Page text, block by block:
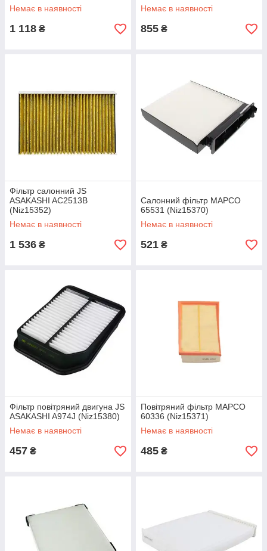
Немає в наявності
1 118 ₴
Немає в наявності
855 ₴
Фільтр салонний JS
ASAKASHI AC2513B
(Niz15352)
Немає в наявності
1 536 ₴
Салонний фільтр MAPCO
65531 (Niz15370)
Немає в наявності
521 ₴
Фільтр повітряний двигуна JS
ASAKASHI A974J (Niz15380)
Немає в наявності
457 ₴
Повітряний фільтр MAPCO
60336 (Niz15371)
Немає в наявності
485 ₴